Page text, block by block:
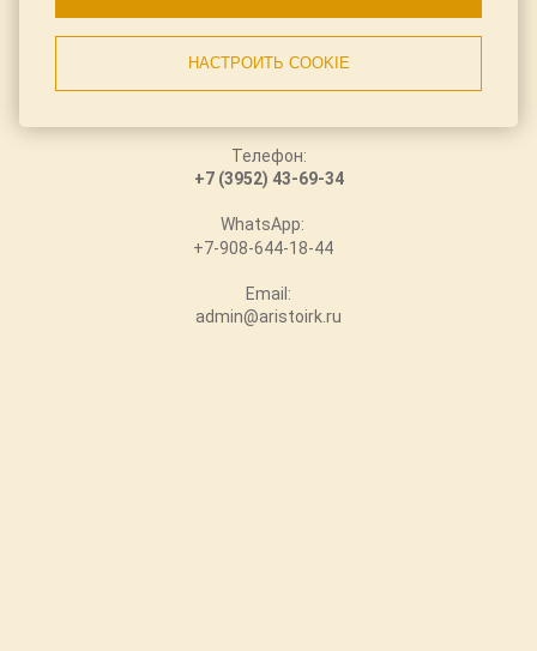
НАСТРОИТЬ COOKIE
КОНТАКТЫ
Адрес:
Телефон:
+7 (3952) 43-69-34
WhatsApp:
+7-908-644-18-44
Email:
admin@aristoirk.ru